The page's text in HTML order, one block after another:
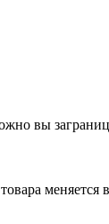
вы
меняется